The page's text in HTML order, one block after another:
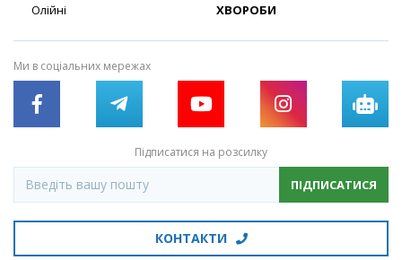
Олійні ХВОРОБИ
Ми в соціальних мережах
Підписатися на розсилку
ПІДПИСАТИСЯ
КОНТАКТИ